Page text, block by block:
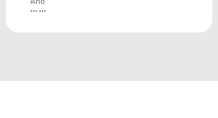
... ...